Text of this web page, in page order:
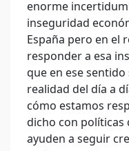
enorme
inseguridad
España pero en el
responder a esa
que en ese
realidad del día a
cómo estamos
dicho con políticas
ayuden a seguir